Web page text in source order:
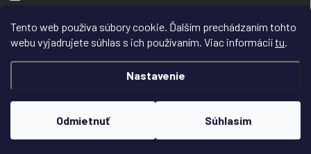
Tento web používa súbory cookie. Ďalším prechádzaním tohto
webu vyjadrujete súhlas s ich používaním. Viac informáciítu.
Nastavenie
Odmietnuť Súhlasím
Vytvoril Shoptet
Copyright 2026